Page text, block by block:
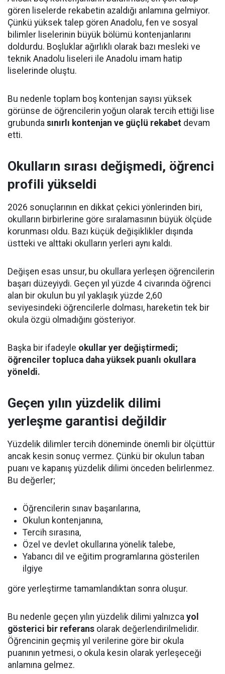
gören liselerde rekabetin azaldığı anlamına gelmiyor.
Çünkü yüksek talep gören Anadolu, fen ve sosyal
bilimler liselerinin büyük bölümü kontenjanlarını
doldurdu. Boşluklar ağırlıklı olarak bazı mesleki ve
teknik Anadolu liseleri ile Anadolu imam hatip
liselerinde oluştu.
Bu nedenle toplam boş kontenjan sayısı yüksek
görünse de öğrencilerin yoğun olarak tercih ettiği lise
grubunda sınırlı kontenjan ve güçlü rekabet devam
etti.
Okulların sırası değişmedi, öğrenci
profili yükseldi
2026 sonuçlarının en dikkat çekici yönlerinden biri,
okulların birbirlerine göre sıralamasının büyük ölçüde
korunması oldu. Bazı küçük değişiklikler dışında
üstteki ve alttaki okulların yerleri aynı kaldı.
Değişen esas unsur, bu okullara yerleşen öğrencilerin
başarı düzeyiydi. Geçen yıl yüzde 4 civarında öğrenci
alan bir okulun bu yıl yaklaşık yüzde 2,60
seviyesindeki öğrencilerle dolması, hareketin tek bir
okula özgü olmadığını gösteriyor.
Başka bir ifadeyle okullar yer değiştirmedi;
öğrenciler topluca daha yüksek puanlı okullara
yöneldi.
Geçen yılın yüzdelik dilimi
yerleşme garantisi değildir
Yüzdelik dilimler tercih döneminde önemli bir ölçüttür
ancak kesin sonuç vermez. Çünkü bir okulun taban
puanı ve kapanış yüzdelik dilimi önceden belirlenmez.
Bu değerler;
Öğrencilerin sınav başarılarına,
Okulun kontenjanına,
Tercih sırasına,
Özel ve devlet okullarına yönelik talebe,
Yabancı dil ve eğitim programlarına gösterilen
ilgiye
göre yerleştirme tamamlandıktan sonra oluşur.
Bu nedenle geçen yılın yüzdelik dilimi yalnızca yol
gösterici bir referans olarak değerlendirilmelidir.
Öğrencinin geçmiş yıl verilerine göre bir okula
puanının yetmesi, o okula kesin olarak yerleşeceği
anlamına gelmez.